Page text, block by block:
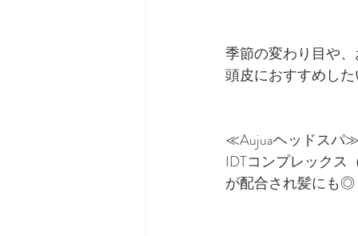
季節の変わり目や
頭皮におすすめし
≪Aujuaヘッドスパ
IDTコンプレックス
が配合され髪にも◎